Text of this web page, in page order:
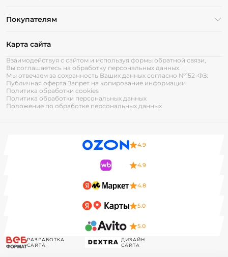
Покупателям
Карта сайта
Взаимодействуя с сайтом и используя формы обратной связи,
Вы соглашаетесь на обработку персональных данных.
Мы отвечаем за сохранность Ваших данных согласно №152-ФЗ:
Публичная оферта.Запрет на копирование информации.
Политика обработки cookies
Политика обработки персональных данных
Положение по обработке персональных данных
4.9
4.9
4.8
5.0
5.0
РАЗРАБОТКА
САЙТА
ДИЗАЙН
САЙТА